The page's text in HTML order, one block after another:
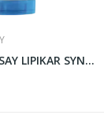
LA ROCHE POSAY LIPIKAR SYNDET AP+ 200ML